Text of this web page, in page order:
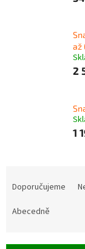
až
2
1
Doporučujeme
Abecedně